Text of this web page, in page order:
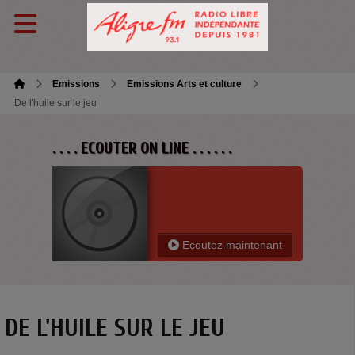
Emissions
Emissions Arts et culture
De l'huile sur le jeu
. . . . ECOUTER ON LINE . . . . . .
Ecoutez maintenant
DE L'HUILE SUR LE JEU